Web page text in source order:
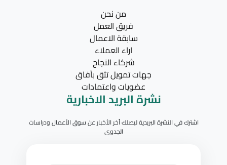
من نحن
فريق العمل
سابقة الاعمال
اراء العملاء
شركاء النجاح
جهات تمويل تثق بآفاق
عضويات واعتمادات
نشرة البريد الاخبارية
اشترك في النشرة البريدية ليصلك أخر الأخبار عن سوق الأعمال ودراسات
الجدوى